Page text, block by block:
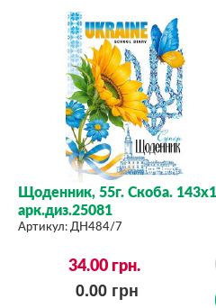
Щоденник, 55г. Скоба.
арк.диз.25081
Артикул: ДН484/7
34.00грн.
0.00грн